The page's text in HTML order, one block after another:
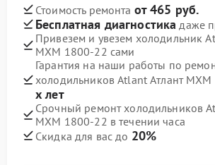
Стоимость ремонта от 465 руб.
Бесплатная диагностика даже
Привезем и увезем холодильник
МХМ 1800-22 сами
Гарантия на наши работы по
холодильников Atlant Атлант
х лет
Срочный ремонт холодильников
МХМ 1800-22 в течении часа
Скидка для вас до 20%